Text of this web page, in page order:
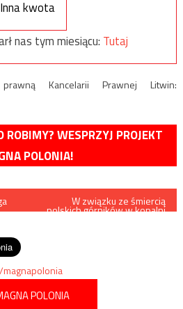
Inna kwota
nas tym miesiącu: Tutaj
Kancelarii Prawnej Litwin:
ROBIMY? WESPRZYJ PROJEKT
POLONIA!
W związku ze śmiercią
polskich górników w kopalni
POLONIA